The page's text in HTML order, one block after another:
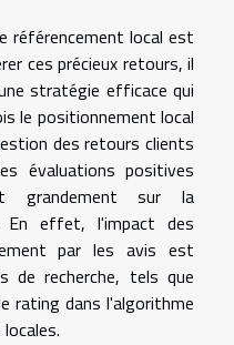
référencement local est
ces précieux retours, il
stratégie efficace qui
le positionnement local
des retours clients
évaluations positives
grandement sur la
En effet, l'impact des
par les avis est
de recherche, tels que
rating dans l'algorithme